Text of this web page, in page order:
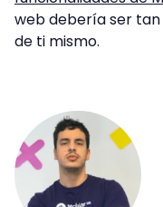
web debería ser
de ti mismo.